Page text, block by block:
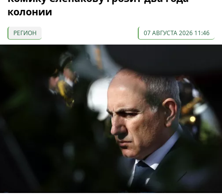
колонии
РЕГИОН 07 АВГУСТА 2026 11:46